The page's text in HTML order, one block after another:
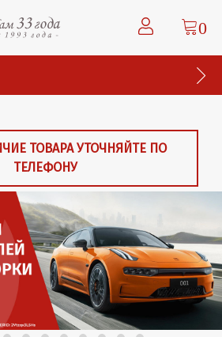
0
ТОВАРА УТОЧНЯЙТЕ ПО
ТЕЛЕФОНУ